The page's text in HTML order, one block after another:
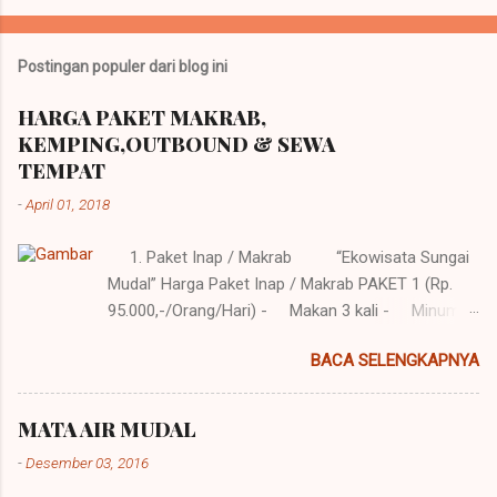
Postingan populer dari blog ini
HARGA PAKET MAKRAB,
KEMPING,OUTBOUND & SEWA
TEMPAT
-April 01, 2018
1. Paket Inap / Makrab “Ekowisata Sungai
Mudal” Harga Paket Inap / Makrab PAKET 1 (Rp.
95.000,-/Orang/Hari) - Makan 3 kali - Minum
Rumah Limasan untuk inap - Sound System
Portable / Wireless Portable - Sudah
Lapangan & Api Unggun PAKET 2 (Rp.
80.000,-/Orang/Hari) - Makan 2 kali - Minum
BACA SELENGKAPNYA
MATA AIR MUDAL
-Desember 03, 2016